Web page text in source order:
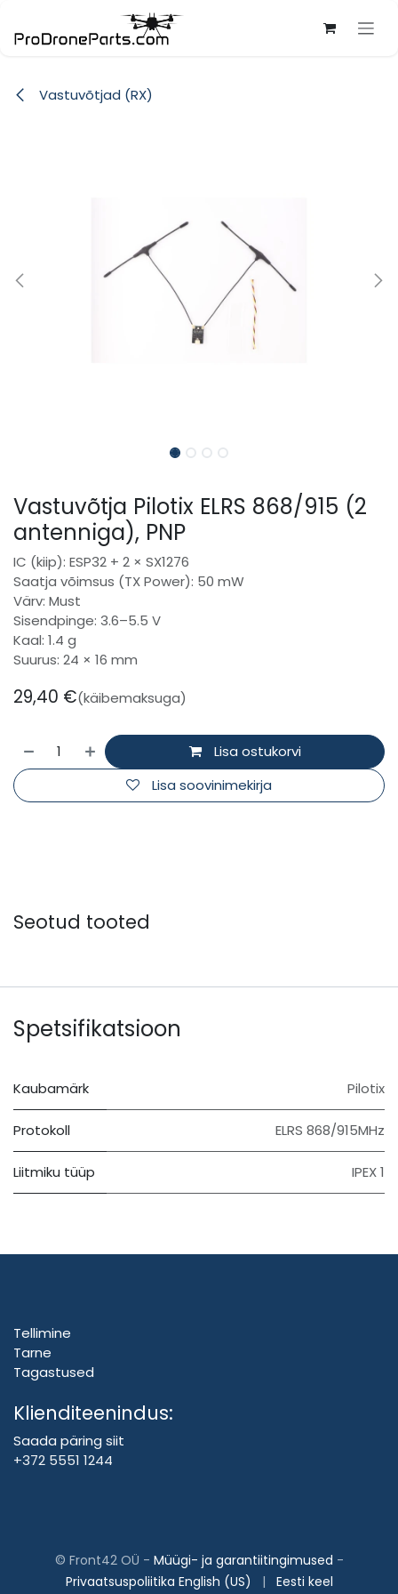
Vastuvõtjad (RX)
Vastuvõtja Pilotix ELRS 868/915 (2
antenniga), PNP
IC (kiip): ESP32 + 2 × SX1276
Saatja võimsus (TX Power): 50 mW
Värv: Must
Sisendpinge: 3.6–5.5 V
Kaal: 1.4 g
Suurus: 24 × 16 mm
29,40 €(käibemaksuga)
Lisa ostukorvi
Lisa soovinimekirja
Seotud tooted
Spetsifikatsioon
Kaubamärk Pilotix
Protokoll ELRS 868/915MHz
Liitmiku tüüp IPEX 1
Tellimine
Tarne
Tagastused
Klienditeenindus:
Saada päring siit
+372 5551 1244
© Front42 OÜ - Müügi- ja garantiitingimused -
Privaatsuspoliitika English (US) | Eesti keel